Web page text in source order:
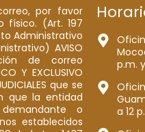
por favor
físico. (Art. 197
Administrativo
AVISO
de correo
Y EXCLUSIVO
que se
que la entidad
o
establecidos
p.m.
a 12